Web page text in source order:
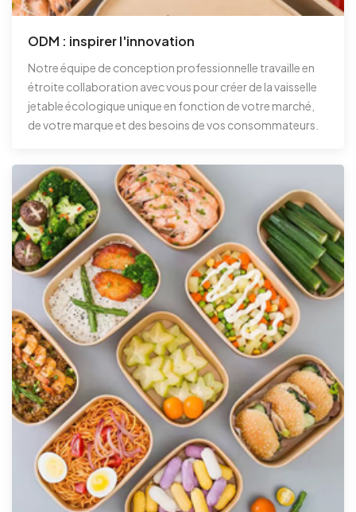
ODM : inspirer l'innovation
Notre équipe de conception professionnelle travaille en
étroite collaboration avec vous pour créer de la vaisselle
jetable écologique unique en fonction de votre marché,
de votre marque et des besoins de vos consommateurs.